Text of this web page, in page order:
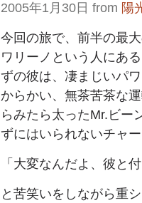
2005年1月30日 from 陽
今回の旅で、前半の最
ワリーノという人にあ
ずの彼は、凄まじいパ
からかい、無茶苦茶な
らみたら太ったMr.ビー
ずにはいられないチャ
「大変なんだよ、彼と
と苦笑いをしながら重